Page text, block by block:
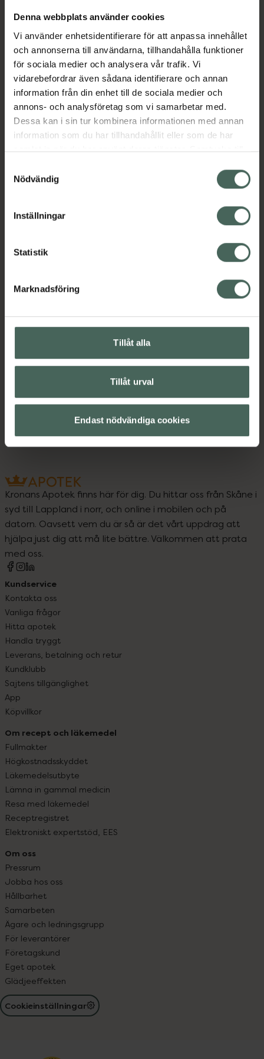
Denna webbplats använder cookies
Vi använder enhetsidentifierare för att anpassa innehållet
och annonserna till användarna, tillhandahålla funktioner
för sociala medier och analysera vår trafik. Vi
vidarebefordrar även sådana identifierare och annan
information från din enhet till de sociala medier och
annons- och analysföretag som vi samarbetar med.
Dessa kan i sin tur kombinera informationen med annan
information som du har tillhandahållit eller som de har
samlat in när du har använt deras tjänster. Samtycke till
återkalla ditt samtycke via webbplatsens
cookieinställningar. Ett återkallat samtycke påverkar inte
lagligheten av behandling som skett innan återkallelsen.
Nödvändig
Inställningar
Statistik
Marknadsföring
Tillåt alla
Tillåt urval
Endast nödvändiga cookies
Produkten är parfymfri och kan användas
appliceras på bröstvårtorna i direkt anslutning
till amning. För bästa resultat, följ
anvisningarna noggrant och upprätthåll god
hygien för att förhindra spridning av
överstiga 3-4 veckor. Läs alltid bipacksedel
Jämförpris 7000 kr/kg
Innehåll Visa
Instruktioner Visa
Bipacksedel från FASS Visa
Upptäck flera produkter inom
Kronans Apotek finns här för dig. Du hittar oss från Skåne i
syd till Lappland i norr, och online i mobilen och på
datorn. Oavsett vem du är så är det vårt uppdrag att
hjälpa just dig att må lite bättre. Välkommen att prata
med oss.
Kundservice
Kontakta oss
Vanliga frågor
Hitta apotek
Handla tryggt
Leverans, betalning och retur
Kundklubb
Sajtens tillgänglighet
App
Köpvillkor
Om recept och läkemedel
Fullmakter
Högkostnadsskyddet
Läkemedelsutbyte
Lämna in gammal medicin
Resa med läkemedel
Receptregistret
Elektroniskt expertstöd, EES
Om oss
Pressrum
Jobba hos oss
Hållbarhet
Samarbeten
Ägare och ledningsgrupp
För leverantörer
Företagskund
Eget apotek
Glädjeeffekten
Cookieinställningar